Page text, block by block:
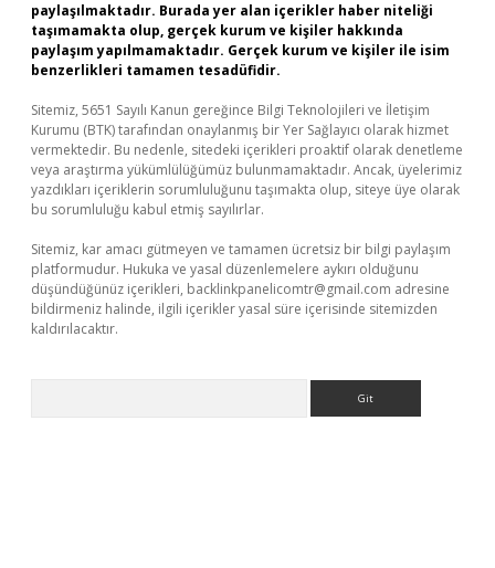
paylaşılmaktadır. Burada yer alan içerikler haber niteliği
taşımamakta olup, gerçek kurum ve kişiler hakkında
paylaşım yapılmamaktadır. Gerçek kurum ve kişiler ile isim
benzerlikleri tamamen tesadüfidir.
Sitemiz, 5651 Sayılı Kanun gereğince Bilgi Teknolojileri ve İletişim
Kurumu (BTK) tarafından onaylanmış bir Yer Sağlayıcı olarak hizmet
vermektedir. Bu nedenle, sitedeki içerikleri proaktif olarak denetleme
veya araştırma yükümlülüğümüz bulunmamaktadır. Ancak, üyelerimiz
yazdıkları içeriklerin sorumluluğunu taşımakta olup, siteye üye olarak
bu sorumluluğu kabul etmiş sayılırlar.
Sitemiz, kar amacı gütmeyen ve tamamen ücretsiz bir bilgi paylaşım
platformudur. Hukuka ve yasal düzenlemelere aykırı olduğunu
düşündüğünüz içerikleri, backlinkpanelicomtr@gmail.com adresine
bildirmeniz halinde, ilgili içerikler yasal süre içerisinde sitemizden
kaldırılacaktır.